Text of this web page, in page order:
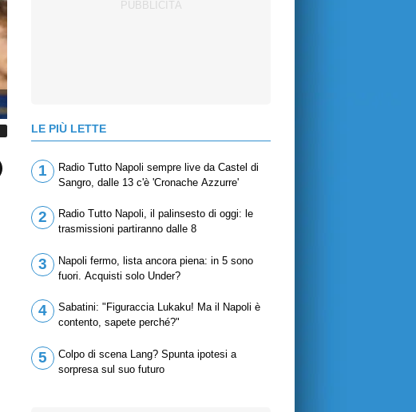
LE PIÙ LETTE
1
Radio Tutto Napoli sempre live da Castel di
Sangro, dalle 13 c'è 'Cronache Azzurre'
2
Radio Tutto Napoli, il palinsesto di oggi: le
trasmissioni partiranno dalle 8
3
Napoli fermo, lista ancora piena: in 5 sono
fuori. Acquisti solo Under?
4
Sabatini: "Figuraccia Lukaku! Ma il Napoli è
contento, sapete perché?"
5
Colpo di scena Lang? Spunta ipotesi a
sorpresa sul suo futuro